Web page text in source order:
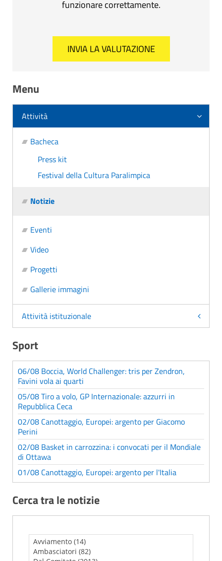
funzionare correttamente.
Menu
Attività
Bacheca
Press kit
Festival della Cultura Paralimpica
Notizie
Eventi
Video
Progetti
Gallerie immagini
Attività istituzionale
Sport
06/08 Boccia, World Challenger: tris per Zendron,
Favini vola ai quarti
05/08 Tiro a volo, GP Internazionale: azzurri in
Repubblica Ceca
02/08 Canottaggio, Europei: argento per Giacomo
Perini
02/08 Basket in carrozzina: i convocati per il Mondiale
di Ottawa
01/08 Canottaggio, Europei: argento per l'Italia
Cerca tra le notizie